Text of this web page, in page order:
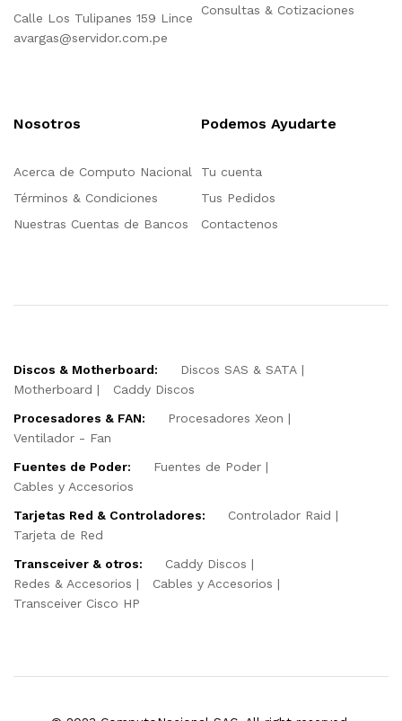
Calle Los Tulipanes 159 Lince
avargas@servidor.com.pe
Consultas & Cotizaciones
Nosotros
Acerca de Computo Nacional
Términos & Condiciones
Nuestras Cuentas de Bancos
Podemos Ayudarte
Tu cuenta
Tus Pedidos
Contactenos
Discos & Motherboard:
Discos SAS & SATA
Motherboard
Caddy Discos
Procesadores & FAN:
Procesadores Xeon
Ventilador - Fan
Fuentes de Poder:
Fuentes de Poder
Cables y Accesorios
Tarjetas Red & Controladores:
Controlador Raid
Tarjeta de Red
Transceiver & otros:
Caddy Discos
Redes & Accesorios
Cables y Accesorios
Transceiver Cisco HP